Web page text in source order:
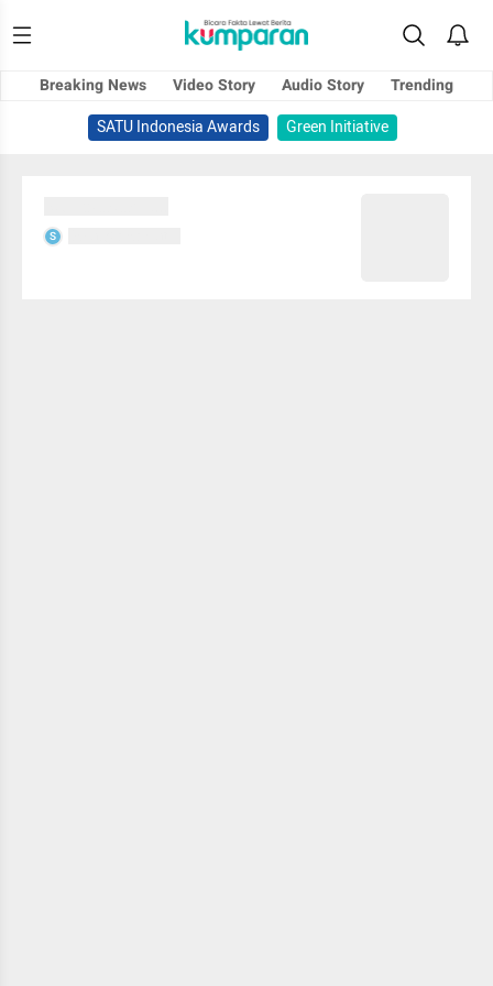
Breaking News Video Story Audio Story
Trending
SATU Indonesia Awards
Green Initiative
S